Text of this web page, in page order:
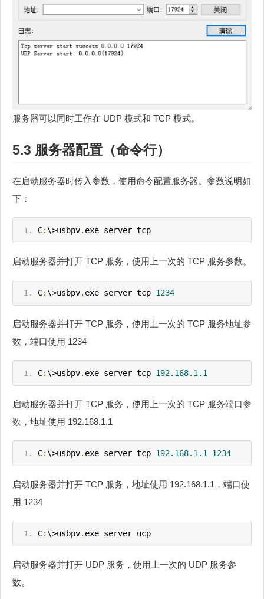
服务器可以同时工作在 UDP 模式和 TCP 模式。
5.3 服务器配置（命令行）
在启动服务器时传入参数，使用命令配置服务器。参数说明如
下：
C:\>usbpv. exe server tcp
启动服务器并打开 TCP 服务，使用上一次的 TCP 服务参数。
C:\>usbpv. exe server tcp 1234
启动服务器并打开 TCP 服务，使用上一次的 TCP 服务地址参
数，端口使用 1234
C:\>usbpv. exe server tcp 192.168. 1.1
启动服务器并打开 TCP 服务，使用上一次的 TCP 服务端口参
数，地址使用 192.168.1.1
C:\>usbpv. exe server tcp 192.168. 1.1 1234
启动服务器并打开 TCP 服务，地址使用 192.168.1.1，端口使
用 1234
C:\>usbpv. exe server ucp
启动服务器并打开 UDP 服务，使用上一次的 UDP 服务参
数。